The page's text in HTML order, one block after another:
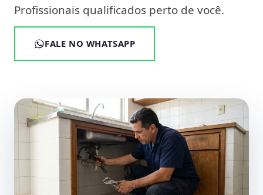
Profissionais qualificados perto de você.
FALE NO WHATSAPP